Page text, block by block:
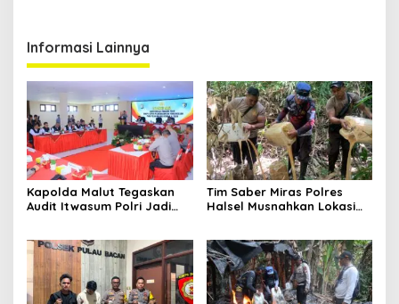
Informasi Lainnya
Kapolda Malut Tegaskan
Audit Itwasum Polri Jadi
Tim Saber Miras Polres
Halsel Musnahkan Lokasi